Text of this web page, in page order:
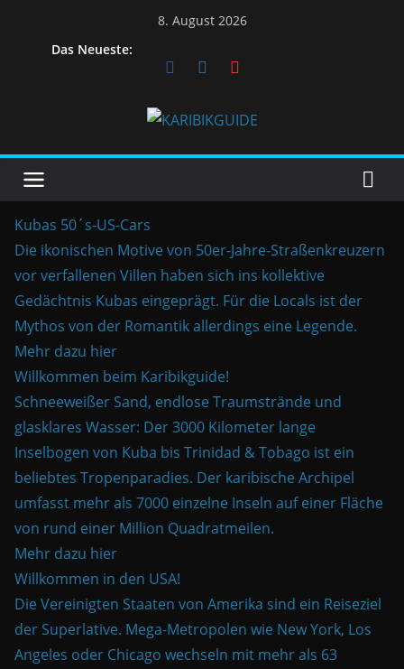
8. August 2026
Das Neueste:
Kubas 50´s-US-Cars
Die ikonischen Motive von 50er-Jahre-Straßenkreuzern
vor verfallenen Villen haben sich ins kollektive
Gedächtnis Kubas eingeprägt. Für die Locals ist der
Mythos von der Romantik allerdings eine Legende.
Mehr dazu hier
Willkommen beim Karibikguide!
Schneeweißer Sand, endlose Traumstrände und
glasklares Wasser: Der 3000 Kilometer lange
Inselbogen von Kuba bis Trinidad & Tobago ist ein
beliebtes Tropenparadies. Der karibische Archipel
umfasst mehr als 7000 einzelne Inseln auf einer Fläche
von rund einer Million Quadratmeilen.
Mehr dazu hier
Willkommen in den USA!
Die Vereinigten Staaten von Amerika sind ein Reiseziel
der Superlative. Mega-Metropolen wie New York, Los
Angeles oder Chicago wechseln mit mehr als 63